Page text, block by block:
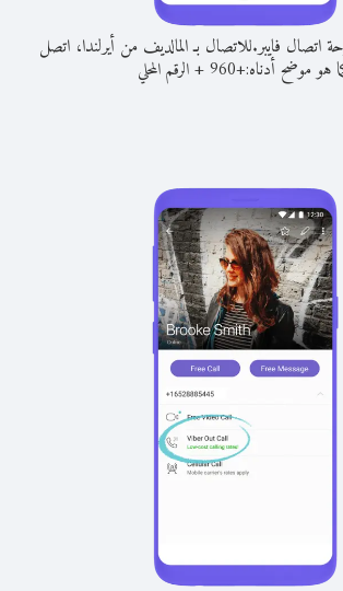
اتصال فايبر.للاتصال بـ المالديف من أيرلندا، اتصل
هو موضح أدناه:+
960
+الرقم المحلي